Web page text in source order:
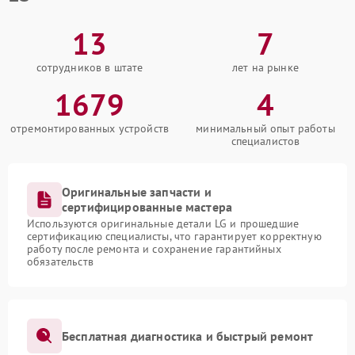
13
сотрудников в штате
7
лет на рынке
1679
отремонтированных устройств
4
минимальный опыт работы
специалистов
Оригинальные запчасти и
сертифицированные мастера
Используются оригинальные детали LG и прошедшие
сертификацию специалисты, что гарантирует корректную
работу после ремонта и сохранение гарантийных
обязательств
Бесплатная диагностика и быстрый ремонт